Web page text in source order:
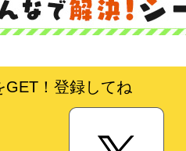
GET！登録してね